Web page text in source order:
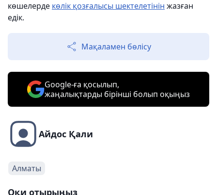
көшелерде көлік қозғалысы шектелетінін жазған
едік.
Мақаламен бөлісу
Google-ға қосылып,
жаңалықтарды бірінші болып оқыңыз
Айдос Қали
Алматы
Оқи отырыңыз